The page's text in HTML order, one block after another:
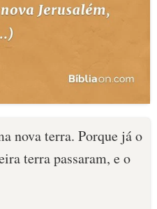
nova terra. Porque já o
terra passaram, e o